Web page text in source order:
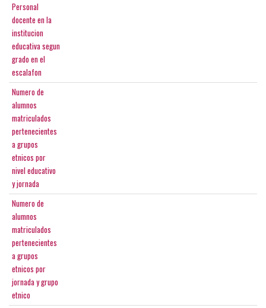
Personal
docente en la
institucion
educativa segun
grado en el
escalafon
Numero de
alumnos
matriculados
pertenecientes
a grupos
etnicos por
nivel educativo
y jornada
Numero de
alumnos
matriculados
pertenecientes
a grupos
etnicos por
jornada y grupo
etnico